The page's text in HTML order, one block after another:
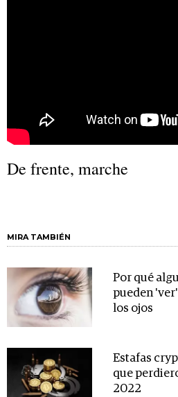
De frente, marche
MIRA TAMBIÉN
Por qué
pueden
los ojos
Estafas
que
2022